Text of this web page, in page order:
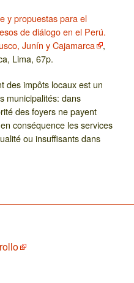
y propuestas para el
de diálogo en el Perú.
Junín y Cajamarca
,
Lima, 67p.
des impôts locaux est un
municipalités: dans
des foyers ne payent
conséquence les services
ou insuffisants dans